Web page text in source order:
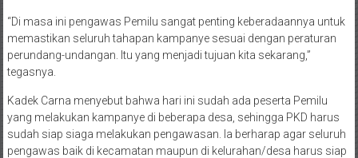
“Di masa ini pengawas Pemilu sangat penting keberadaannya untuk
memastikan seluruh tahapan kampanye sesuai dengan peraturan
perundang-undangan. Itu yang menjadi tujuan kita sekarang,”
tegasnya.
Kadek Carna menyebut bahwa hari ini sudah ada peserta Pemilu
yang melakukan kampanye di beberapa desa, sehingga PKD harus
sudah siap siaga melakukan pengawasan. Ia berharap agar seluruh
pengawas baik di kecamatan maupun di kelurahan/desa harus siap